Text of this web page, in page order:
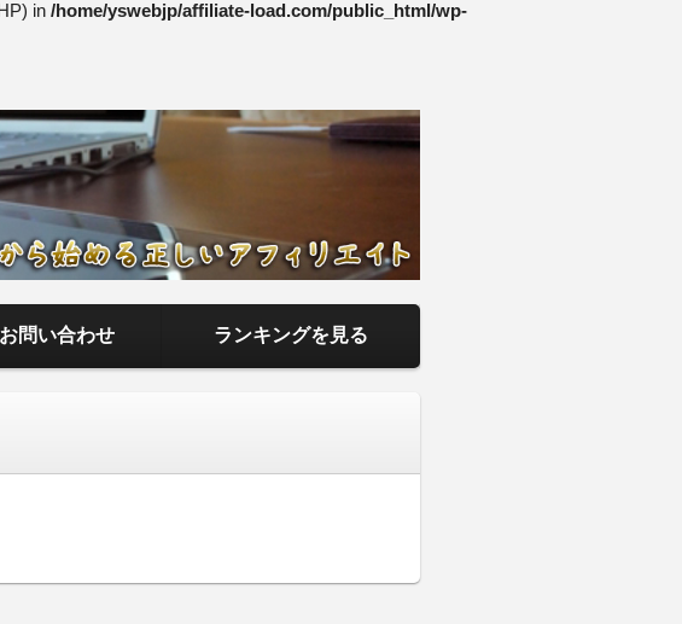
in /home/yswebjp/affiliate-load.com/public_html/wp-
正しいアフィリエ
お問い合わせ ランキングを見る